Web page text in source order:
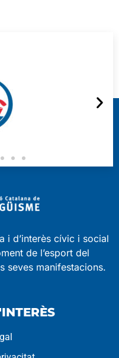
i d’interès cívic i social
de l’esport del
seves manifestacions.